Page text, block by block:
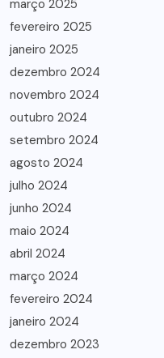
março 2025
fevereiro 2025
janeiro 2025
dezembro 2024
novembro 2024
outubro 2024
setembro 2024
agosto 2024
julho 2024
junho 2024
maio 2024
abril 2024
março 2024
fevereiro 2024
janeiro 2024
dezembro 2023